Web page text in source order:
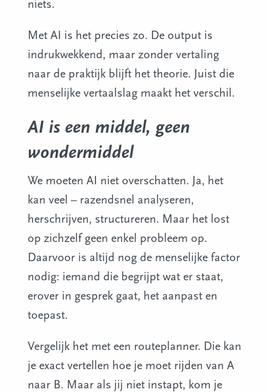
niets.
Met AI is het precies zo. De output is
indrukwekkend, maar zonder vertaling
naar de praktijk blijft het theorie. Juist die
menselijke vertaalslag maakt het verschil.
AI is een middel, geen
wondermiddel
We moeten AI niet overschatten. Ja, het
kan veel – razendsnel analyseren,
herschrijven, structureren. Maar het lost
op zichzelf geen enkel probleem op.
Daarvoor is altijd nog de menselijke factor
nodig: iemand die begrijpt wat er staat,
erover in gesprek gaat, het aanpast en
toepast.
Vergelijk het met een routeplanner. Die kan
je exact vertellen hoe je moet rijden van A
naar B. Maar als jij niet instapt, kom je